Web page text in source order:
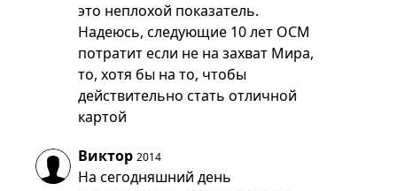
это неплохой показатель.
Надеюсь, следующие 10 лет ОСМ
потратит если не на захват Мира,
то, хотя бы на то, чтобы
действительно стать отличной
картой
Виктор 2014
На сегодняшний день